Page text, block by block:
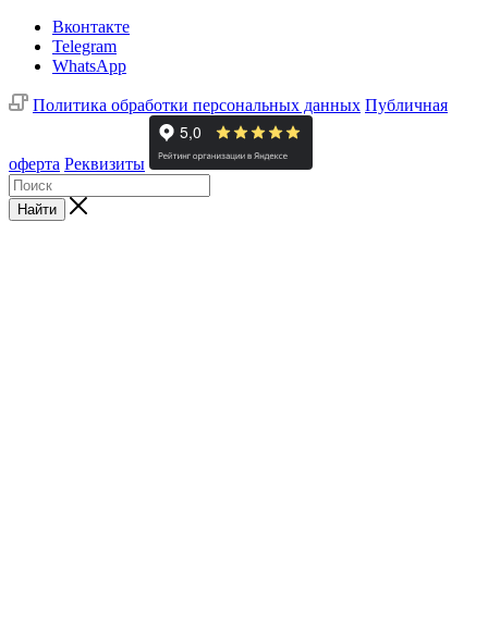
Вконтакте
Telegram
WhatsApp
Политика обработки персональных данных Публичная
оферта Реквизиты
Найти